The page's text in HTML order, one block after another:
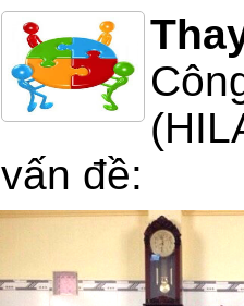
vấn đề: